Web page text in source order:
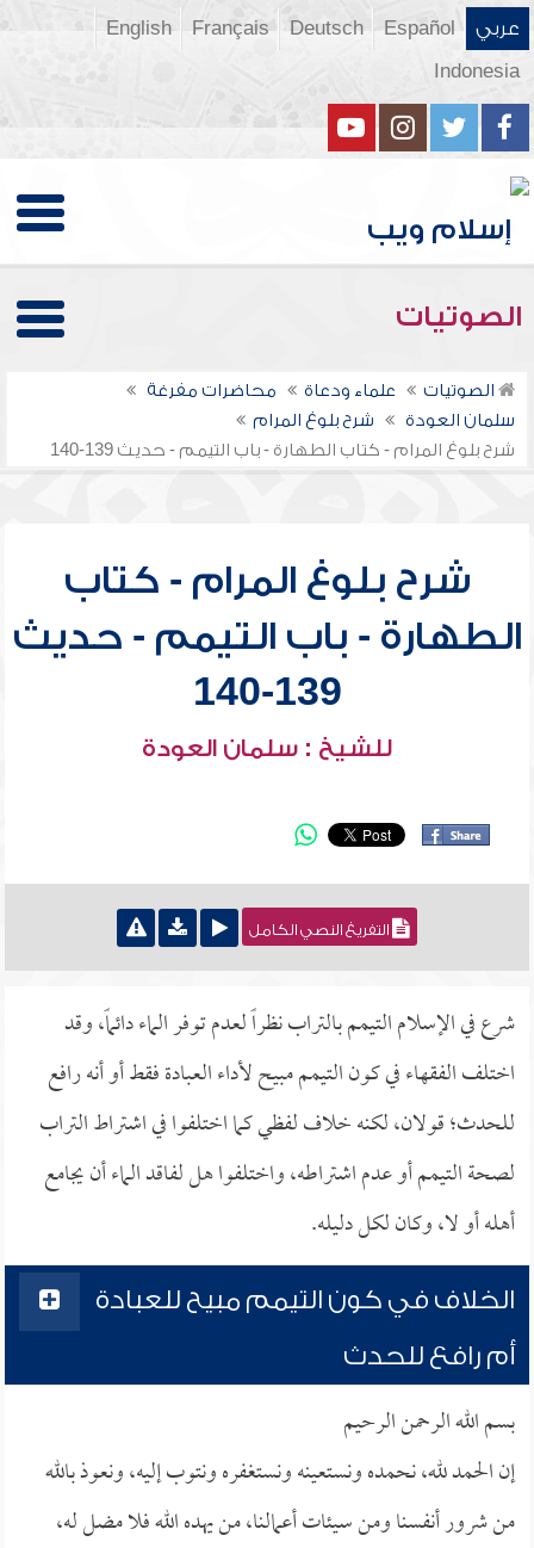
عربي Español
Deutsch
Français
English
Indonesia
الصوتيات
الصوتيات علماء ودعاة
محاضرات مفرغة
سلمان العودة
شرح بلوغ المرام
شرح بلوغ المرام - كتاب الطهارة - باب التيمم - حديث 139-140
شرح بلوغ المرام - كتاب
الطهارة - باب التيمم - حديث
139-140
للشيخ : سلمان العودة
التفريغ النصي الكامل
شرع في الإسلام التيمم بالتراب نظراً لعدم توفر الماء دائماً، وقد
اختلف الفقهاء في كون التيمم مبيح لأداء العبادة فقط أو أنه رافع
للحدث؛ قولان، لكنه خلاف لفظي كما اختلفوا في اشتراط التراب
لصحة التيمم أو عدم اشتراطه، واختلفوا هل لفاقد الماء أن يجامع
أهله أو لا، وكان لكل دليله.
الخلاف في كون التيمم مبيح للعبادة
أم رافع للحدث
بسم الله الرحمن الرحيم
إن الحمد لله، نحمده ونستعينه ونستغفره ونتوب إليه، ونعوذ بالله
من شرور أنفسنا ومن سيئات أعمالنا، من يهده الله فلا مضل له،